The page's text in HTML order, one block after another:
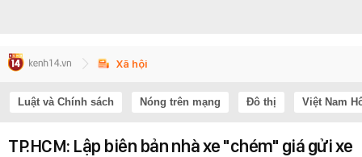
Xã hội
Luật và Chính sách Nóng trên mạng Đô thị Việt Nam
TP.HCM: Lập biên bản nhà xe "chém" giá gửi xe